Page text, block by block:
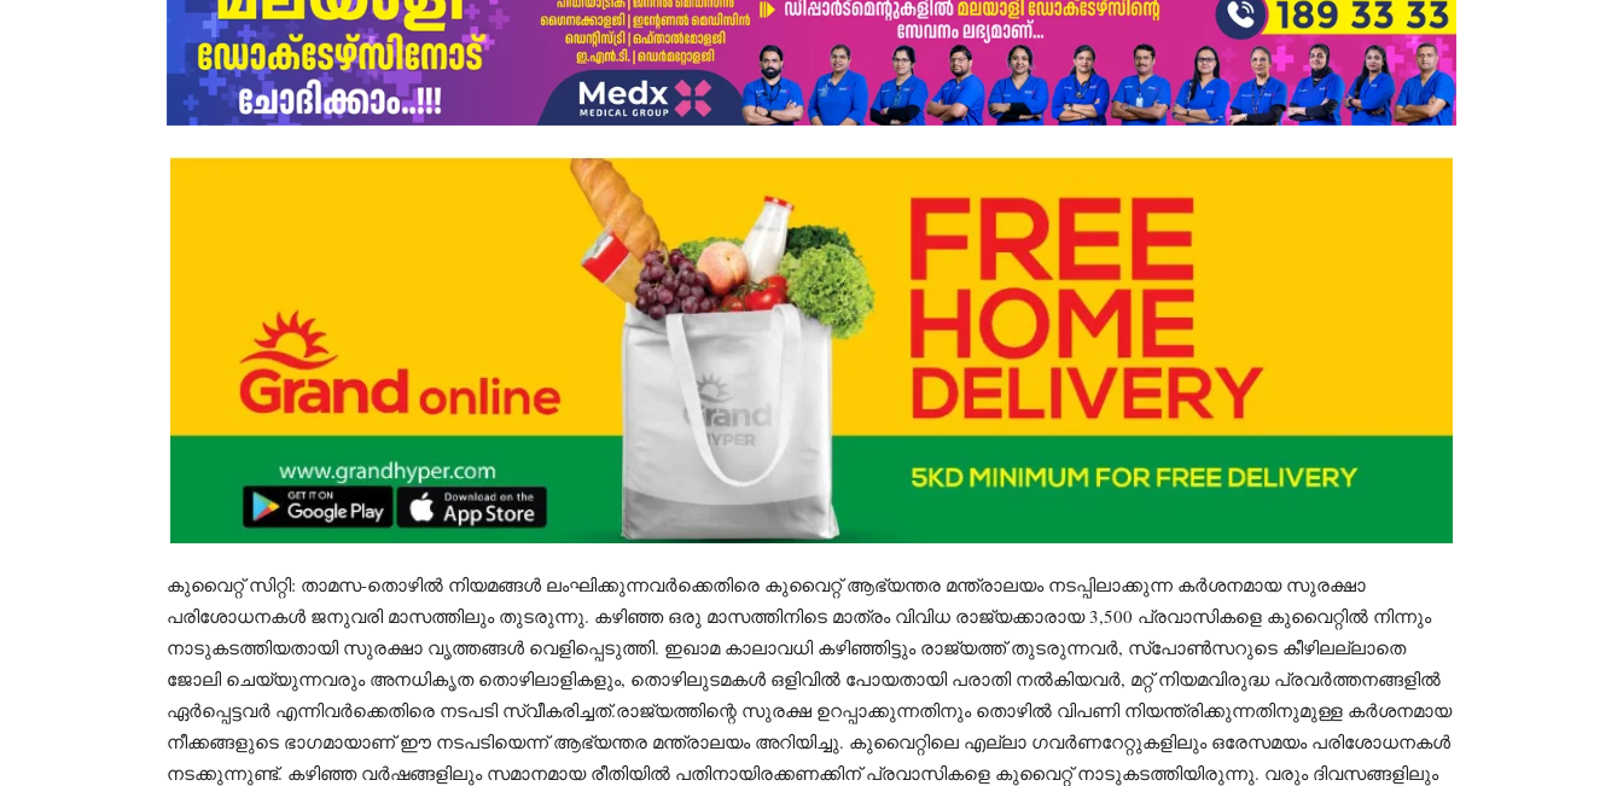
കുവൈറ്റ് സിറ്റി: താമസ-തൊഴിൽ നിയമങ്ങൾ ലംഘിക്കുന്നവർക്കെതിരെ കുവൈറ്റ് ആഭ്യന്തര മന്ത്രാലയം നടപ്പിലാക്കുന്ന കർശനമായ സുരക്ഷാ
പരിശോധനകൾ ജനുവരി മാസത്തിലും തുടരുന്നു. കഴിഞ്ഞ ഒരു മാസത്തിനിടെ മാത്രം വിവിധ രാജ്യക്കാരായ 3,500 പ്രവാസികളെ കുവൈറ്റിൽ നിന്നും
നാടുകടത്തിയതായി സുരക്ഷാ വൃത്തങ്ങൾ വെളിപ്പെടുത്തി. ഇഖാമ കാലാവധി കഴിഞ്ഞിട്ടും രാജ്യത്ത് തുടരുന്നവർ, സ്പോൺസറുടെ കീഴിലല്ലാതെ
ജോലി ചെയ്യുന്നവരും അനധികൃത തൊഴിലാളികളും, തൊഴിലുടമകൾ ഒളിവിൽ പോയതായി പരാതി നൽകിയവർ, മറ്റ് നിയമവിരുദ്ധ പ്രവർത്തനങ്ങളിൽ
ഏർപ്പെട്ടവർ എന്നിവർക്കെതിരെ നടപടി സ്വീകരിച്ചത്.രാജ്യത്തിന്റെ സുരക്ഷ ഉറപ്പാക്കുന്നതിനും തൊഴിൽ വിപണി നിയന്ത്രിക്കുന്നതിനുമുള്ള കർശനമായ
നീക്കങ്ങളുടെ ഭാഗമായാണ് ഈ നടപടിയെന്ന് ആഭ്യന്തര മന്ത്രാലയം അറിയിച്ചു. കുവൈറ്റിലെ എല്ലാ ഗവർണറേറ്റുകളിലും ഒരേസമയം പരിശോധനകൾ
നടക്കുന്നുണ്ട്. കഴിഞ്ഞ വർഷങ്ങളിലും സമാനമായ രീതിയിൽ പതിനായിരക്കണക്കിന് പ്രവാസികളെ കുവൈറ്റ് നാടുകടത്തിയിരുന്നു. വരും ദിവസങ്ങളിലും